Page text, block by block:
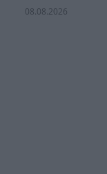
08.08.2026